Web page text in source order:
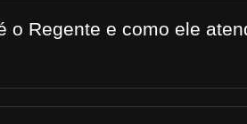
o Regente e como ele